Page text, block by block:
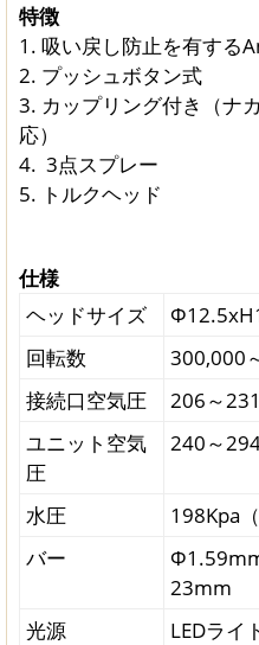
特徴
1. 吸い戻し防止を有する
2. プッシュボタン式
3. カップリング付き（ナ
応）
4. 3点スプレー
5. トルクヘッド
仕様
ヘッドサイズ
回転数
300,000
接続口空気圧
206～
ユニット空気
圧
240～
水圧
198Kpa（
バー
23mm
光源
LEDライ